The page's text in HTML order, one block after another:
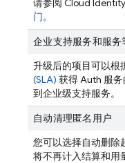
请参阅 Cloud
门。
企业支持服务和服务
升级后的项目可以根
(SLA) 获得 Auth 服
到企业级支持服务。
自动清理匿名用户
您可以选择自动删除
将不再计入结算和用